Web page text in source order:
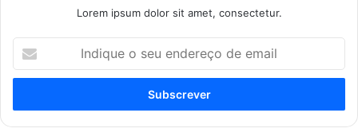
Lorem ipsum dolor sit amet, consectetur.
seu
de
email